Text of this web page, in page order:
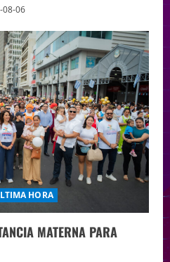
08-06
HORA
MATERNA PARA